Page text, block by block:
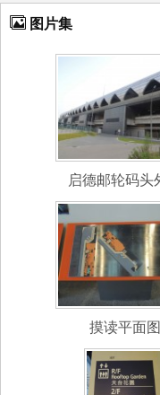
图片集
启德邮轮码头
摸读平面图